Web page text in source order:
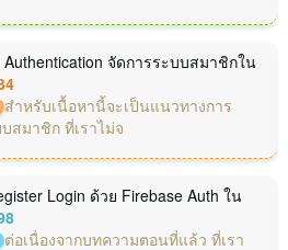
จัดการระบบสมาชิกใน
สำหรับเนื้อหานี้จะเป็นแนวทางการ
สมาชิก ที่เราไม่จ
Login ด้วย Firebase Auth ใน
ต่อเนื่องจากบทความตอนที่แล้ว ที่เรา